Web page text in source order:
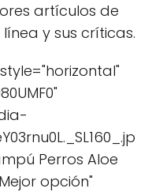
artículos de
y sus críticas.
Perros Aloe
opción"